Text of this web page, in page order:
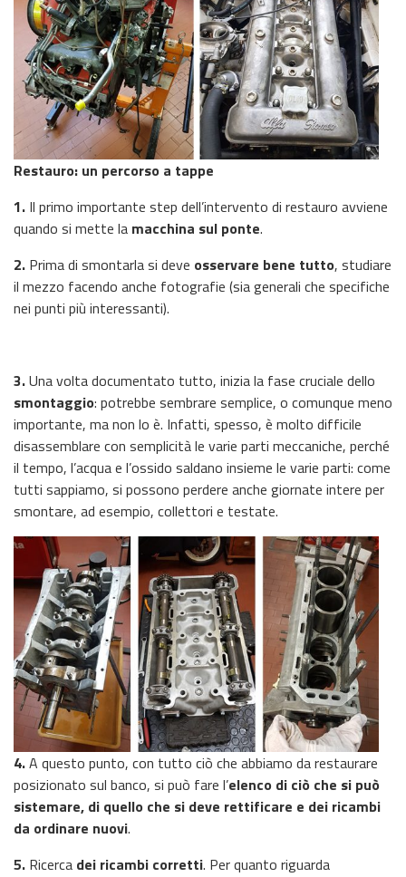
Restauro: un percorso a tappe
1. Il primo importante step dell’intervento di restauro avviene
quando si mette la macchina sul ponte.
2. Prima di smontarla si deve osservare bene tutto, studiare
il mezzo facendo anche fotografie (sia generali che specifiche
nei punti più interessanti).
3.Una volta documentato tutto, inizia la fase cruciale dello
smontaggio: potrebbe sembrare semplice, o comunque meno
importante, ma non lo è. Infatti, spesso, è molto difficile
disassemblare con semplicità le varie parti meccaniche, perché
il tempo, l’acqua e l’ossido saldano insieme le varie parti: come
tutti sappiamo, si possono perdere anche giornate intere per
smontare, ad esempio, collettori e testate.
4.A questo punto, con tutto ciò che abbiamo da restaurare
posizionato sul banco, si può fare l’elenco di ciò che si può
sistemare, di quello che si deve rettificare e dei ricambi
da ordinare nuovi.
5. Ricerca dei ricambi corretti. Per quanto riguarda